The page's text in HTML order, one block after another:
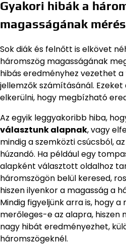
Gyakori hibák a
magasságának
Sok diák és felnőtt is elkövet
háromszög magasságának
hibás eredményhez vezethet
jellemzők számításánál.
elkerülni, hogy megbízható
Az egyik leggyakoribb hiba,
választunk alapnak, vagy
mindig a szemközti csúcsból,
húzandó. Ha például egy
alapként választott oldalhoz
háromszögön belül keresed,
hiszen ilyenkor a magasság a
Mindig figyeljünk arra is, hogy
merőleges-e az alapra, hiszen
nagy hibát eredményezhet,
háromszögeknél.